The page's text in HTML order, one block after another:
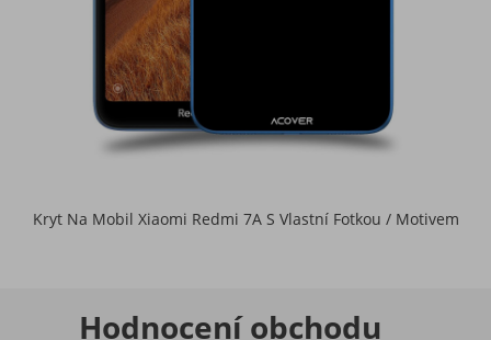
Kryt Na Mobil Xiaomi Redmi 7A S Vlastní Fotkou / Motivem
Hodnocení obchodu